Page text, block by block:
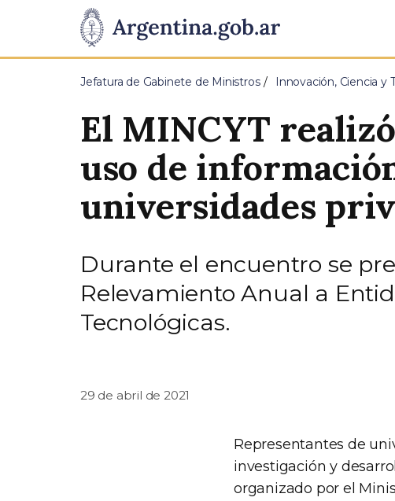
Presidencia
de
Pasar al contenido principal
Jefatura de Gabinete de Ministros Innovación, Ciencia y
El MINCYT
uso de
universidades
Durante el encuentro se
Relevamiento Anual a
Tecnológicas.
29 de abril de 2021
Representantes de
investigación y
organizado por el